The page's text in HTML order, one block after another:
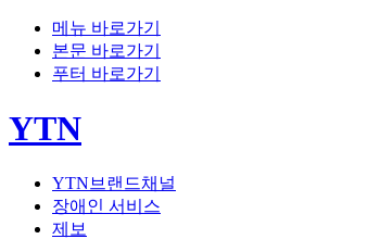
메뉴 바로가기
본문 바로가기
푸터 바로가기
YTN
YTN브랜드채널
장애인 서비스
제보